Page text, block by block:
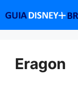
conteúdo
Eragon